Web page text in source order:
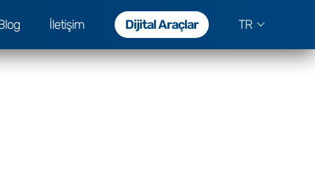
İletişim Dijital Araçlar TR